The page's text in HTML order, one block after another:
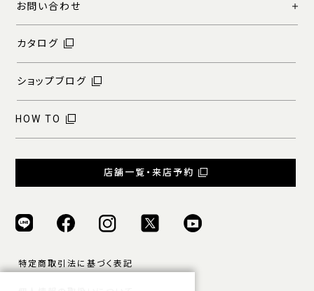
お問い合わせ
カタログ
ショップブログ
HOW TO
店舗一覧・来店予約
特定商取引法に基づく表記